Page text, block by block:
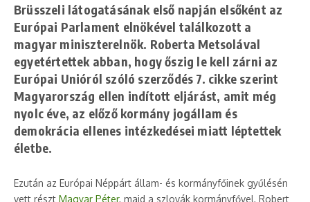
Brüsszeli látogatásának első napján elsőként az
Európai Parlament elnökével találkozott a
magyar miniszterelnök. Roberta Metsolával
egyetértettek abban, hogy őszig le kell zárni az
Európai Unióról szóló szerződés 7. cikke szerint
Magyarország ellen indított eljárást, amit még
nyolc éve, az előző kormány jogállam és
demokrácia ellenes intézkedései miatt léptettek
életbe.
Ezután az Európai Néppárt állam- és kormányfőinek gyűlésén
vett részt Magyar Péter, majd a szlovák kormányfővel, Robert